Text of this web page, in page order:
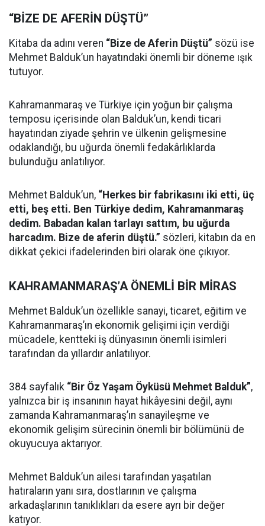
“BİZE DE AFERİN DÜŞTÜ”
Kitaba da adını veren “Bize de Aferin Düştü” sözü ise
Mehmet Balduk’un hayatındaki önemli bir döneme ışık
tutuyor.
Kahramanmaraş ve Türkiye için yoğun bir çalışma
temposu içerisinde olan Balduk’un, kendi ticari
hayatından ziyade şehrin ve ülkenin gelişmesine
odaklandığı, bu uğurda önemli fedakârlıklarda
bulunduğu anlatılıyor.
Mehmet Balduk’un, “Herkes bir fabrikasını iki etti, üç
etti, beş etti. Ben Türkiye dedim, Kahramanmaraş
dedim. Babadan kalan tarlayı sattım, bu uğurda
harcadım. Bize de aferin düştü.” sözleri, kitabın da en
dikkat çekici ifadelerinden biri olarak öne çıkıyor.
KAHRAMANMARAŞ’A ÖNEMLİ BİR MİRAS
Mehmet Balduk’un özellikle sanayi, ticaret, eğitim ve
Kahramanmaraş’ın ekonomik gelişimi için verdiği
mücadele, kentteki iş dünyasının önemli isimleri
tarafından da yıllardır anlatılıyor.
384 sayfalık “Bir Öz Yaşam Öyküsü Mehmet Balduk”,
yalnızca bir iş insanının hayat hikâyesini değil, aynı
zamanda Kahramanmaraş’ın sanayileşme ve
ekonomik gelişim sürecinin önemli bir bölümünü de
okuyucuya aktarıyor.
Mehmet Balduk’un ailesi tarafından yaşatılan
hatıraların yanı sıra, dostlarının ve çalışma
arkadaşlarının tanıklıkları da esere ayrı bir değer
katıyor.